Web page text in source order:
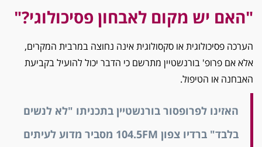
"האם יש מקום לאבחון פסיכולוגי?"
הערכה פסיכולוגית או סקסולוגית אינה נחוצה במרבית המקרים,
אלא אם פרופ' בורנשטיין מתרשם כי הדבר יכול להועיל בקביעת
האבחנה או הטיפול.
האזינו לפרופסור בורנשטיין בתכניתו "לא לנשים
בלבד" ברדיו צפון 104.5FM מסביר מדוע לעיתים